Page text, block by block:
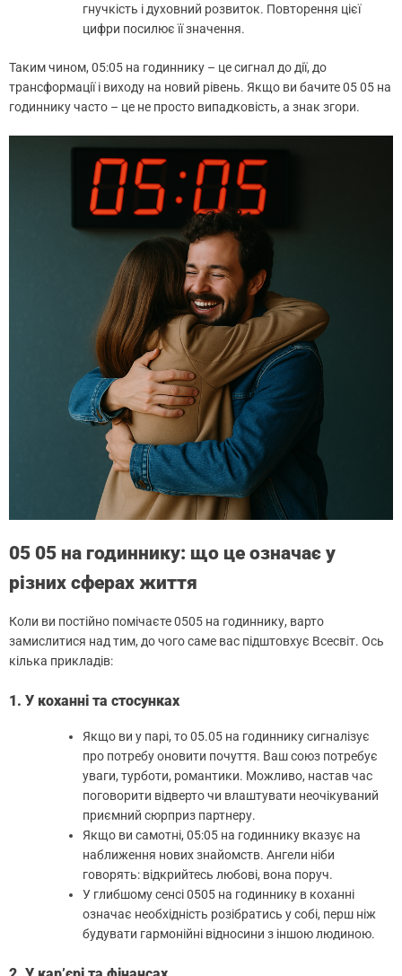
гнучкість і духовний розвиток. Повторення цієї
цифри посилює її значення.
Таким чином, 05:05 на годиннику – це сигнал до дії, до
трансформації і виходу на новий рівень. Якщо ви бачите 05 05 на
годиннику часто – це не просто випадковість, а знак згори.
05 05 на годиннику: що це означає у
різних сферах життя
Коли ви постійно помічаєте 0505 на годиннику, варто
замислитися над тим, до чого саме вас підштовхує Всесвіт. Ось
кілька прикладів:
1. У коханні та стосунках
Якщо ви у парі, то 05.05 на годиннику сигналізує
про потребу оновити почуття. Ваш союз потребує
уваги, турботи, романтики. Можливо, настав час
поговорити відверто чи влаштувати неочікуваний
приємний сюрприз партнеру.
Якщо ви самотні, 05:05 на годиннику вказує на
наближення нових знайомств. Ангели ніби
говорять: відкрийтесь любові, вона поруч.
У глибшому сенсі 0505 на годиннику в коханні
означає необхідність розібратись у собі, перш ніж
будувати гармонійні відносини з іншою людиною.